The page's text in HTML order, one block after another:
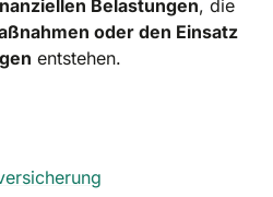
Belastungen, die
oder den Einsatz
entstehen.